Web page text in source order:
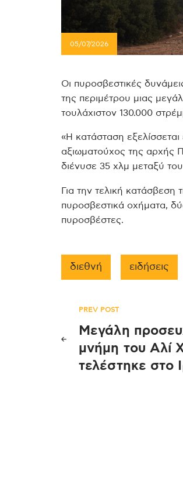
05/07/2026
Οι πυροσβεστικές
της περιμέτρου μιας
τουλάχιστον 130.000
«Η κατάσταση
αξιωματούχος της αρχής
διένυσε 35 χλμ μεταξύ
Για την τελική
πυροσβεστικά οχήματα,
πυροσβέστες.
διεθνή ειδήσεις
PREV POST
Μεγάλη
μνήμη του Αλί
τελέστηκε στo